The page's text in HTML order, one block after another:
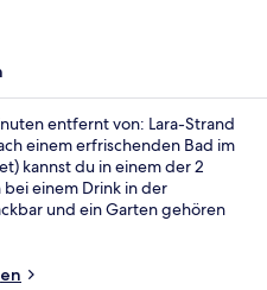
entfernt von: Lara-Strand
einem erfrischenden Bad im
kannst du in einem der 2
bei einem Drink in der
und ein Garten gehören